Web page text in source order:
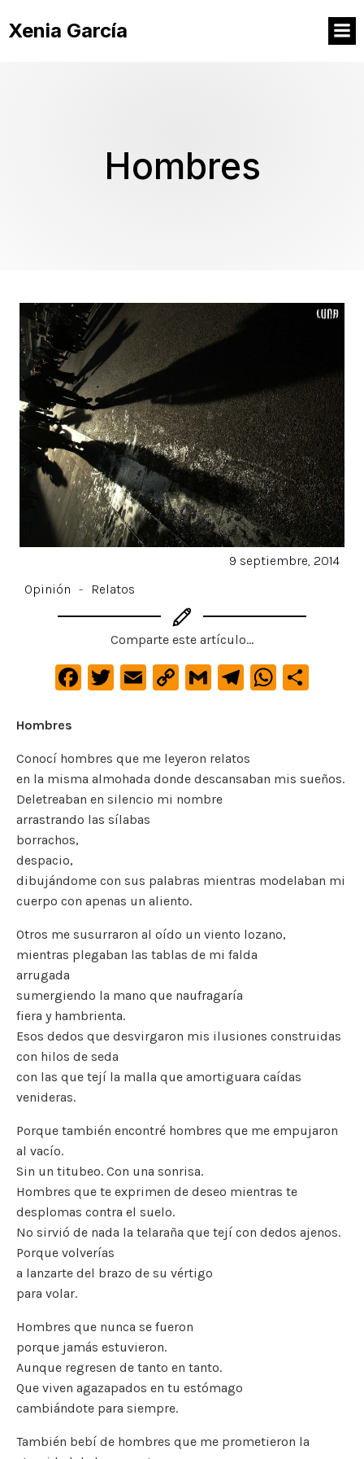
Xenia García
Hombres
9 septiembre, 2014
Opinión - Relatos
Comparte este artículo...
F
e
b
o
o
T
te
r
E
l
C
y
Li
n
G
l
Te
a
m
W
A ar
Hombres
Conocí hombres que me leyeron relatos
en la misma almohada donde descansaban mis sueños.
Deletreaban en silencio mi nombre
arrastrando las sílabas
borrachos,
despacio,
dibujándome con sus palabras mientras modelaban mi
cuerpo con apenas un aliento.
Otros me susurraron al oído un viento lozano,
mientras plegaban las tablas de mi falda
arrugada
sumergiendo la mano que naufragaría
fiera y hambrienta.
Esos dedos que desvirgaron mis ilusiones construidas
con hilos de seda
con las que tejí la malla que amortiguara caídas
venideras.
Porque también encontré hombres que me empujaron
al vacío.
Sin un titubeo. Con una sonrisa.
Hombres que te exprimen de deseo mientras te
desplomas contra el suelo.
No sirvió de nada la telaraña que tejí con dedos ajenos.
Porque volverías
a lanzarte del brazo de su vértigo
para volar.
Hombres que nunca se fueron
porque jamás estuvieron.
Aunque regresen de tanto en tanto.
Que viven agazapados en tu estómago
cambiándote para siempre.
También bebí de hombres que me prometieron la